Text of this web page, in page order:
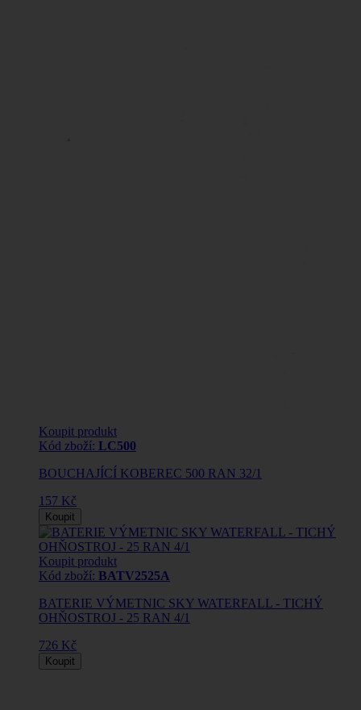
Koupit produkt
Kód zboží: LC500
BOUCHAJÍCÍ KOBEREC 500 RAN 32/1
157 Kč
Koupit
Koupit produkt
Kód zboží: BATV2525A
BATERIE VÝMETNIC SKY WATERFALL - TICHÝ
OHŇOSTROJ - 25 RAN 4/1
726 Kč
Koupit